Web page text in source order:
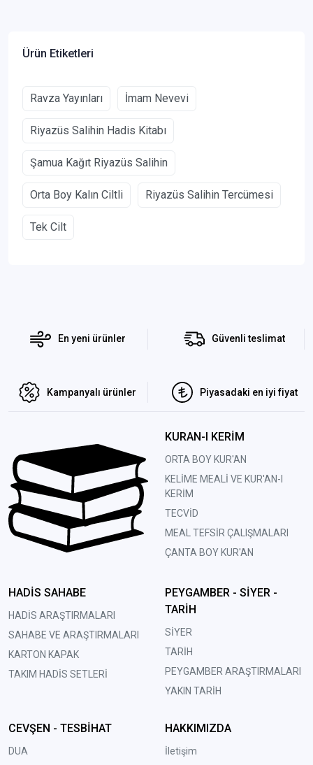
Ürün Etiketleri
Ravza Yayınları İmam Nevevi
Riyazüs Salihin Hadis Kitabı
Şamua Kağıt Riyazüs Salihin
Orta Boy Kalın Ciltli Riyazüs Salihin Tercümesi
Tek Cilt
En yeni ürünler Güvenli teslimat
Kampanyalı ürünler Piyasadaki en iyi fiyat
KURAN-I KERİM
ORTA BOY KUR'AN
KELİME MEALİ VE KUR'AN-I
KERİM
TECVİD
MEAL TEFSİR ÇALIŞMALARI
ÇANTA BOY KUR'AN
HADİS SAHABE
HADİS ARAŞTIRMALARI
SAHABE VE ARAŞTIRMALARI
KARTON KAPAK
TAKIM HADİS SETLERİ
PEYGAMBER - SİYER -
TARİH
SİYER
TARİH
PEYGAMBER ARAŞTIRMALARI
YAKIN TARİH
CEVŞEN - TESBİHAT
DUA
HAKKIMIZDA
İletişim